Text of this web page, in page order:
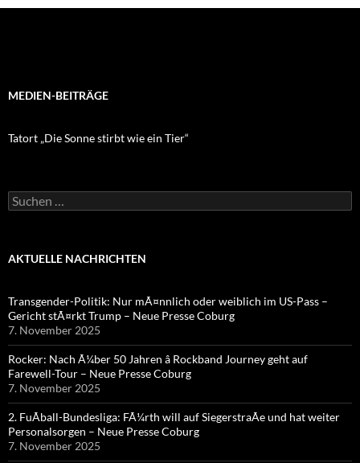
MEDIEN-BEITRÄGE
Tatort „Die Sonne stirbt wie ein Tier“
Suchen
nach:
AKTUELLE NACHRICHTEN
Transgender-Politik: Nur mÃ¤nnlich oder weiblich im US-Pass –
Gericht stÃ¤rkt Trump – Neue Presse Coburg
7. November 2025
Rocker: Nach Ã¼ber 50 Jahren â Rockband Journey geht auf
Farewell-Tour – Neue Presse Coburg
7. November 2025
2. FuÃball-Bundesliga: FÃ¼rth will auf SiegerstraÃe und hat weiter
Personalsorgen – Neue Presse Coburg
7. November 2025